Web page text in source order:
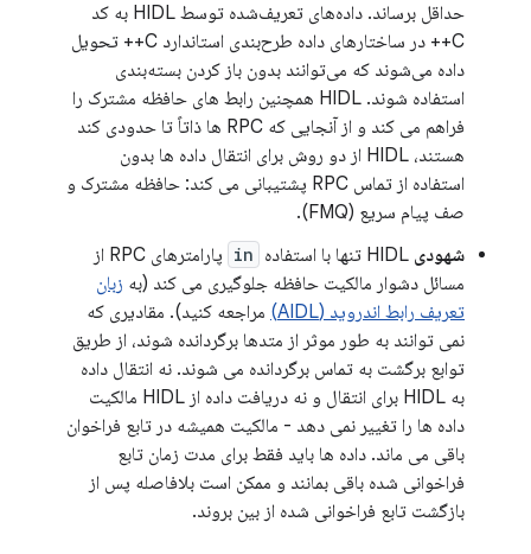
حداقل برساند. داده‌های تعریف‌شده توسط HIDL به کد
C++ در ساختارهای داده طرح‌بندی استاندارد C++ تحویل
داده می‌شوند که می‌توانند بدون باز کردن بسته‌بندی
استفاده شوند. HIDL همچنین رابط های حافظه مشترک را
فراهم می کند و از آنجایی که RPC ها ذاتاً تا حدودی کند
هستند، HIDL از دو روش برای انتقال داده ها بدون
استفاده از تماس RPC پشتیبانی می کند: حافظه مشترک و
صف پیام سریع (FMQ).
شهودی
in
پارامترهای RPC از
مسائل دشوار مالکیت حافظه جلوگیری می کند (به زبان
تعریف رابط اندروید (AIDL)
مراجعه کنید). مقادیری که
نمی توانند به طور موثر از متدها برگردانده شوند، از طریق
توابع برگشت به تماس برگردانده می شوند. نه انتقال داده
به HIDL برای انتقال و نه دریافت داده از HIDL مالکیت
داده ها را تغییر نمی دهد - مالکیت همیشه در تابع فراخوان
باقی می ماند. داده ها باید فقط برای مدت زمان تابع
فراخوانی شده باقی بمانند و ممکن است بلافاصله پس از
بازگشت تابع فراخوانی شده از بین بروند.